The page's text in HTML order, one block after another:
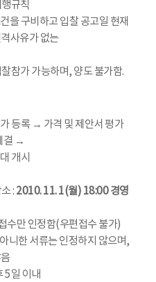
규칙
구비하고 입찰 공고일 현재
사유가 없는
가 가능하며, 양도 불가함.
등록 → 가격 및 제안서 평가
결 →
개시
: 2010. 11. 1(월) 18:00 경영
만 인정함(우편접수 불가)
한 서류는 인정하지 않으며,
일 이내